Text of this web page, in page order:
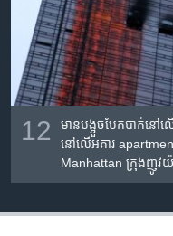
12
មាន​បង្អួច​បែកបាក់​នៅ​ល
នៅ​លើ​អគារ
Manhattan ក្រុង​ញូវយ៉